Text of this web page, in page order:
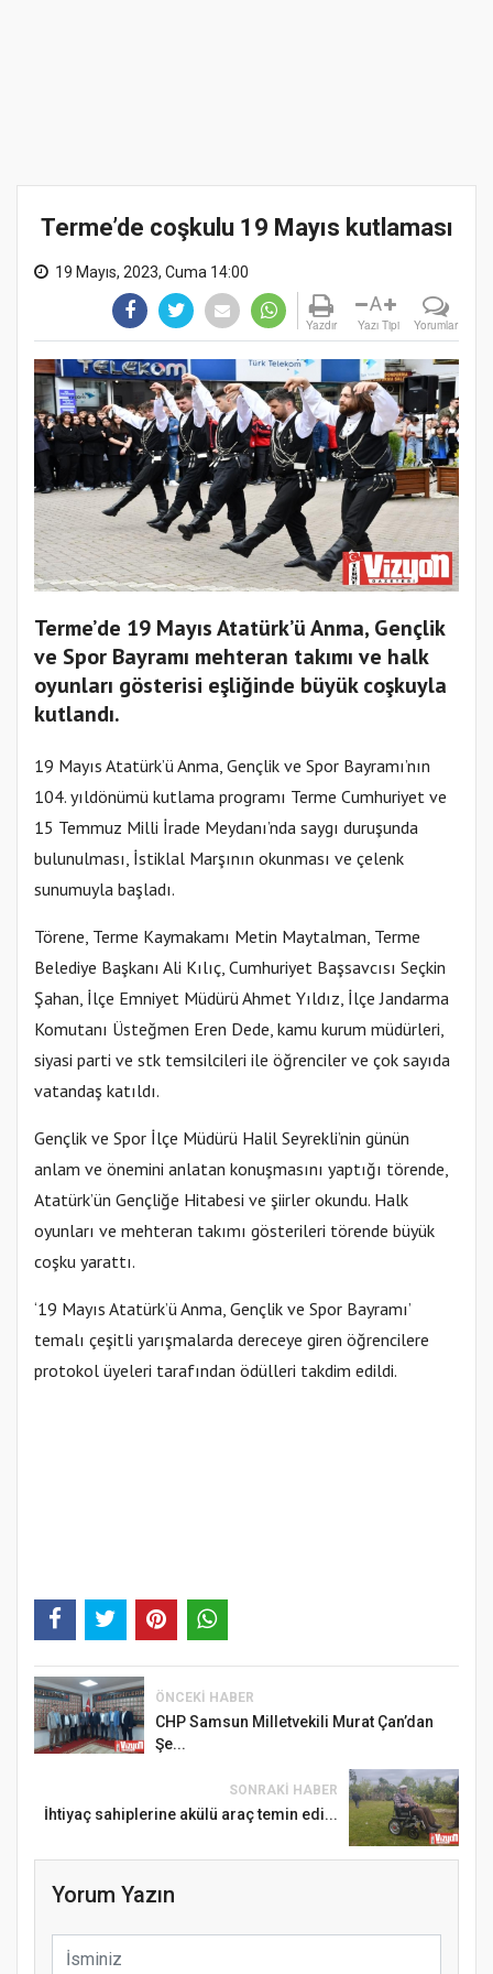
Terme’de coşkulu 19 Mayıs kutlaması
19 Mayıs, 2023, Cuma 14:00
Yazdır
A
Yazı Tipi Yorumlar
Terme’de 19 Mayıs Atatürk’ü Anma, Gençlik
ve Spor Bayramı mehteran takımı ve halk
oyunları gösterisi eşliğinde büyük coşkuyla
kutlandı.
19 Mayıs Atatürk’ü Anma, Gençlik ve Spor Bayramı’nın
104. yıldönümü kutlama programı Terme Cumhuriyet ve
15 Temmuz Milli İrade Meydanı’nda saygı duruşunda
bulunulması, İstiklal Marşının okunması ve çelenk
sunumuyla başladı.
Törene, Terme Kaymakamı Metin Maytalman, Terme
Belediye Başkanı Ali Kılıç, Cumhuriyet Başsavcısı Seçkin
Şahan, İlçe Emniyet Müdürü Ahmet Yıldız, İlçe Jandarma
Komutanı Üsteğmen Eren Dede, kamu kurum müdürleri,
siyasi parti ve stk temsilcileri ile öğrenciler ve çok sayıda
vatandaş katıldı.
Gençlik ve Spor İlçe Müdürü Halil Seyrekli’nin günün
anlam ve önemini anlatan konuşmasını yaptığı törende,
Atatürk’ün Gençliğe Hitabesi ve şiirler okundu. Halk
oyunları ve mehteran takımı gösterileri törende büyük
coşku yarattı.
‘19 Mayıs Atatürk’ü Anma, Gençlik ve Spor Bayramı’
temalı çeşitli yarışmalarda dereceye giren öğrencilere
protokol üyeleri tarafından ödülleri takdim edildi.
ÖNCEKI HABER
CHP Samsun Milletvekili Murat Çan’dan
Şe...
SONRAKI HABER
İhtiyaç sahiplerine akülü araç temin edi...
Yorum Yazın